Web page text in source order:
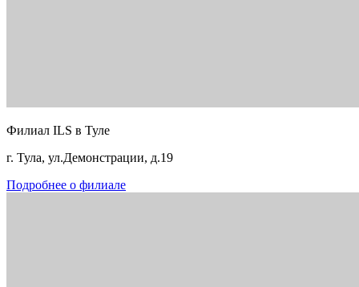
Филиал ILS в Туле
г. Тула, ул.Демонстрации, д.19
Подробнее о филиале